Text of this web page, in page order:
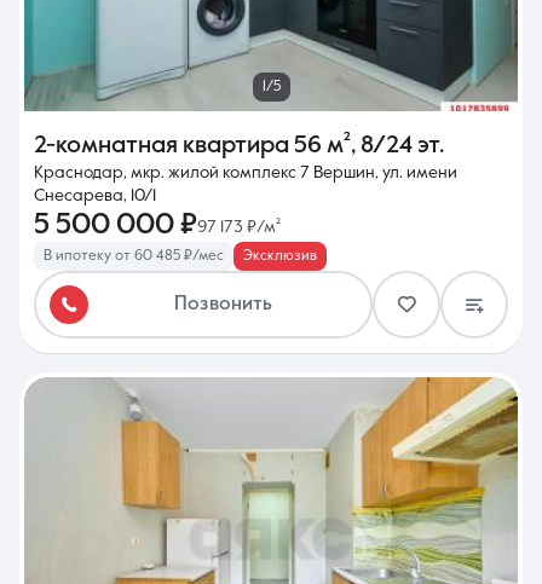
1/5
2-комнатная квартира 56 м², 8/24 эт.
Краснодар, мкр. жилой комплекс 7 Вершин, ул. имени
Снесарева, 10/1
5 500 000 ₽97 173 ₽/м²
В ипотеку от 60 485 ₽/мес Эксклюзив
Позвонить